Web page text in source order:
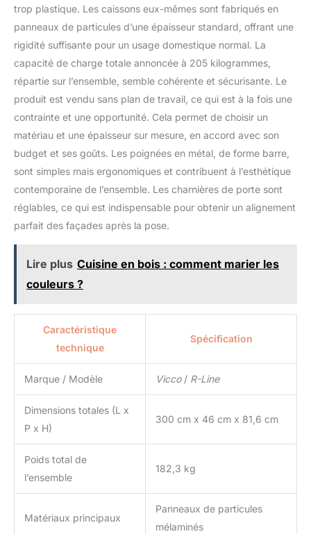
trop plastique. Les caissons eux-mêmes sont fabriqués en
panneaux de particules d’une épaisseur standard, offrant une
rigidité suffisante pour un usage domestique normal. La
capacité de charge totale annoncée à 205 kilogrammes,
répartie sur l’ensemble, semble cohérente et sécurisante. Le
produit est vendu sans plan de travail, ce qui est à la fois une
contrainte et une opportunité. Cela permet de choisir un
matériau et une épaisseur sur mesure, en accord avec son
budget et ses goûts. Les poignées en métal, de forme barre,
sont simples mais ergonomiques et contribuent à l’esthétique
contemporaine de l’ensemble. Les charnières de porte sont
réglables, ce qui est indispensable pour obtenir un alignement
parfait des façades après la pose.
Lire plus Cuisine en bois : comment marier les
couleurs ?
Caractéristique
technique
Spécification
Marque / Modèle Vicco/ R-Line
Dimensions totales (L x
P x H)
300 cm x 46 cm x 81,6 cm
Poids total de
l’ensemble
182,3 kg
Matériaux principaux
Panneaux de particules
mélaminés